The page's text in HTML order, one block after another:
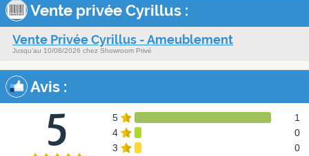
Vente privée Cyrillus :
Vente Privée Cyrillus - Ameublement
Jusqu'au 10/08/2026 chez Showroom Privé
Avis :
5 5
1
4
0
3
0